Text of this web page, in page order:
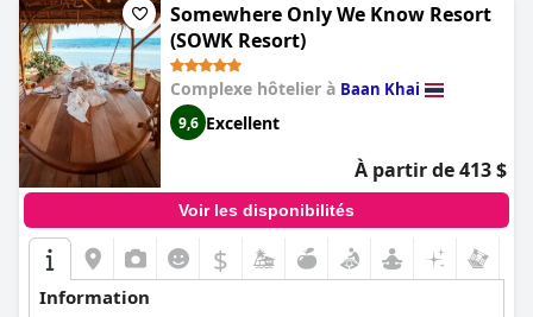
Somewhere Only We Know Resort
(SOWK Resort)
Complexe hôtelier à Baan Khai
9,6 Excellent
À partir de 413 $
Voir les disponibilités
$
Information